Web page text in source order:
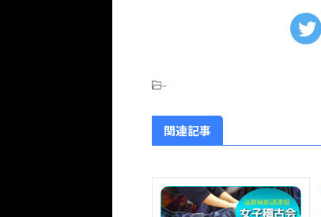
-
関連記事